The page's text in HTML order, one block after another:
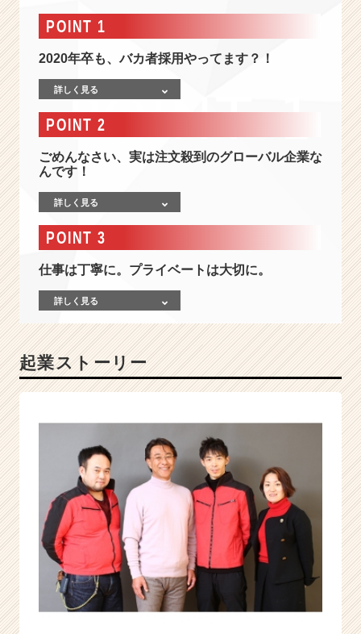
-
目
中
小
業
1
番。
世
界
に、
場
に、
自
し
い
方、
積
極
採
用
中！
POINT 1
2020年卒も、バカ者採用やってます？！
詳しく見る
POINT 2
ごめんなさい、実は注文殺到のグローバル企業な
んです！
詳しく見る
POINT 3
仕事は丁寧に。プライベートは大切に。
詳しく見る
起業ストーリー